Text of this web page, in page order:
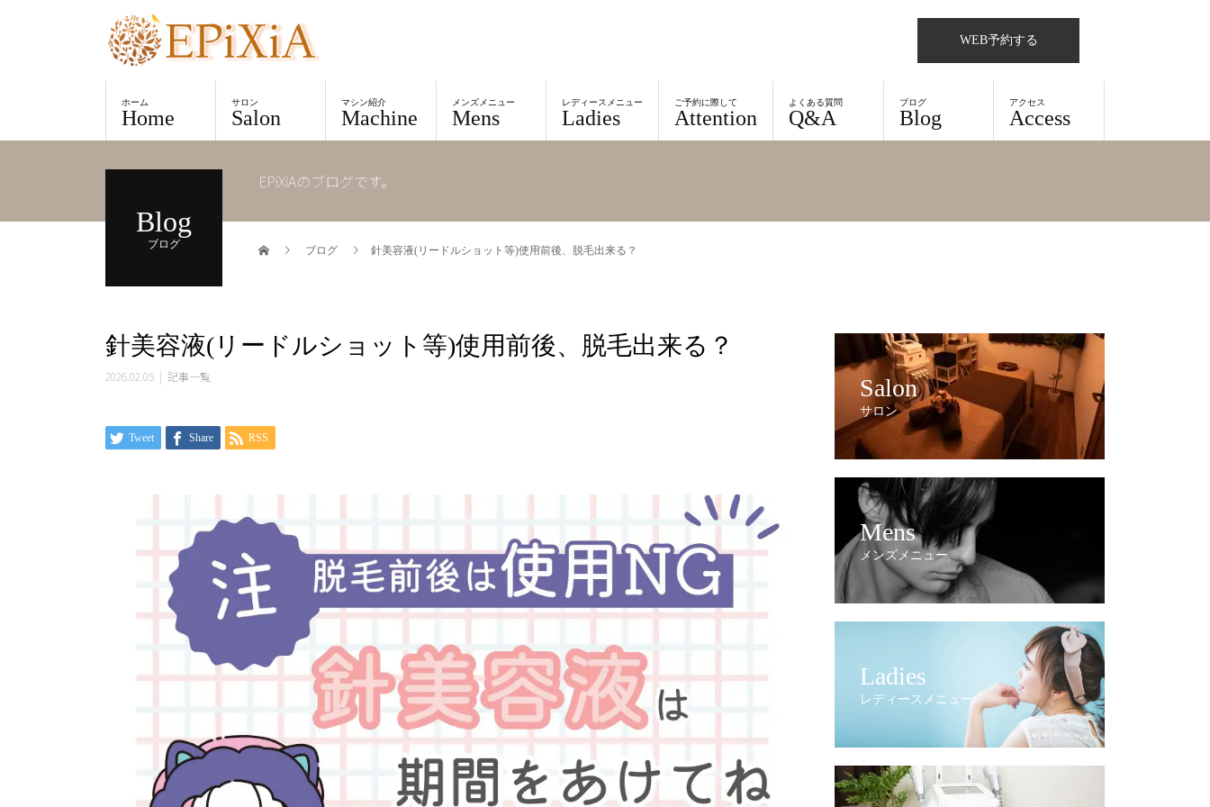
WEB予約する
ホーム
Home
サロン
Salon
マシン紹介
Machine
メンズメニュー
Mens
レディースメニュー
Ladies
ご予約に際して
Attention
よくある質問
Q&A
ブログ
Blog
アクセス
Access
Blog
ブログ
EPiXiAのブログです。
ブログ 針美容液(リードルショット等)使用前後、脱毛出来る？
針美容液(リードルショット等)使用前後、脱毛出来る？
2026.02.05 記事一覧
Tweet Share RSS
Salon
サロン
Mens
メンズメニュー
Ladies
レディースメニュー